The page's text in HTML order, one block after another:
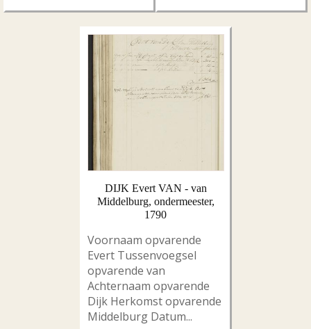
DIJK Evert VAN - van
Middelburg, ondermeester,
1790
Voornaam opvarende
Evert Tussenvoegsel
opvarende van
Achternaam opvarende
Dijk Herkomst opvarende
Middelburg Datum...